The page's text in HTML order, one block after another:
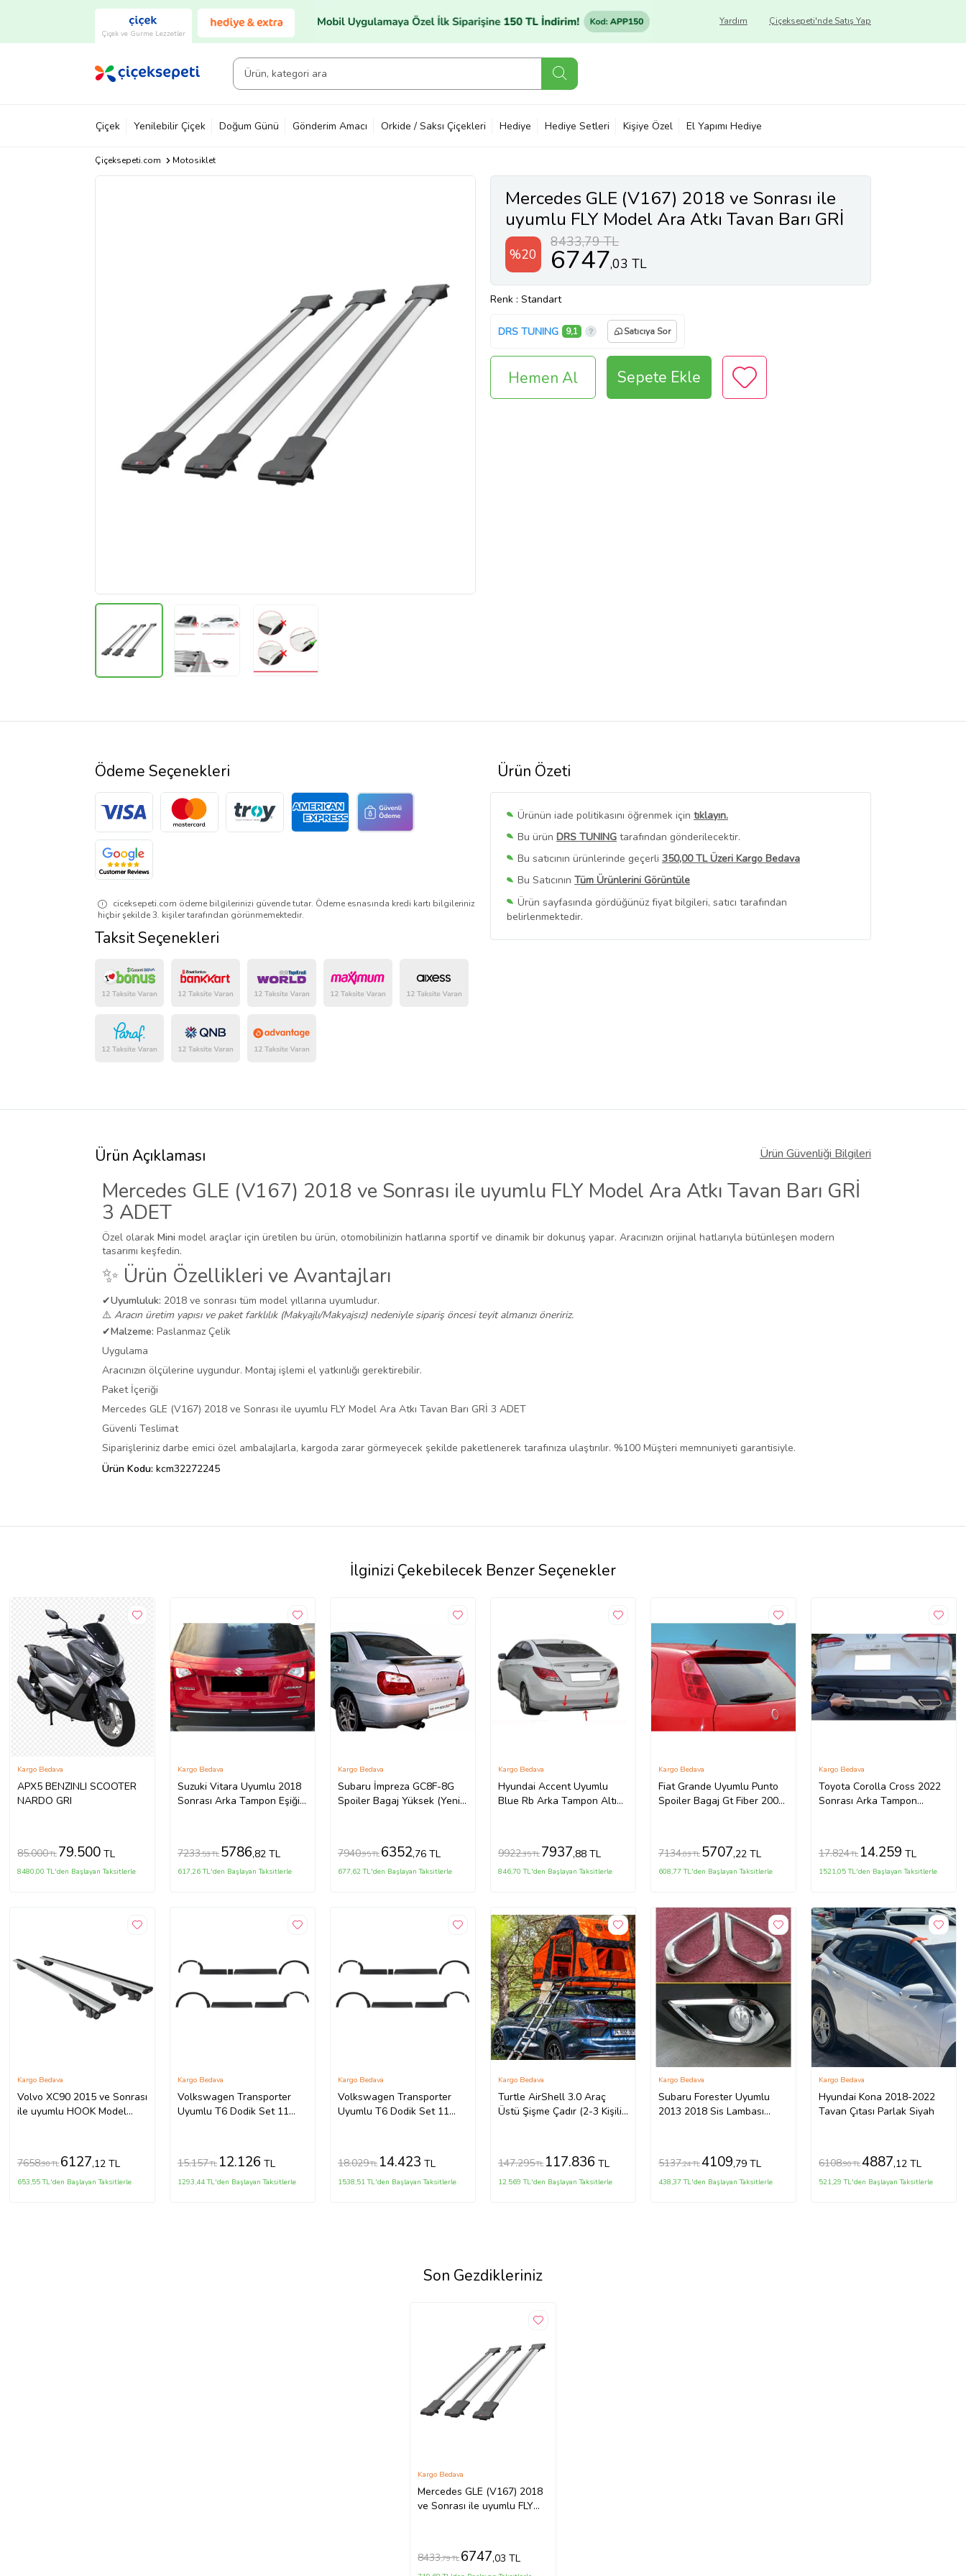
Çiçek ve Gurme Lezzetler
Çiçeksepeti'nde Satış Yap
Yardım
Çiçek Yenilebilir Çiçek Doğum Günü Gönderim Amacı Orkide / Saksı Çiçekleri Hediye Hediye Setleri Kişiye Özel El Yapımı Hediye
Çiçeksepeti.com Motosiklet
Mercedes GLE (V167) 2018 ve Sonrası ile
uyumlu FLY Model Ara Atkı Tavan Barı GRİ
3 ADET
%20
8433,79 TL
6747,03 TL
Renk : Standart
DRS TUNING 9,1 Satıcıya Sor
Hemen Al Sepete Ekle
Ürün Özeti
Ürünün iade politikasını öğrenmek için tıklayın.
Bu ürün DRS TUNING tarafından gönderilecektir.
Bu satıcının ürünlerinde geçerli 350,00 TL Üzeri Kargo Bedava
Bu Satıcının Tüm Ürünlerini Görüntüle
Ürün sayfasında gördüğünüz fiyat bilgileri, satıcı tarafından
belirlenmektedir.
Ödeme Seçenekleri
ciceksepeti.com ödeme bilgilerinizi güvende tutar. Ödeme esnasında kredi kartı bilgileriniz
hiçbir şekilde 3. kişiler tarafından görünmemektedir.
Taksit Seçenekleri
Ürün Açıklaması Ürün Güvenliği Bilgileri
Mercedes GLE (V167) 2018 ve Sonrası ile uyumlu FLY Model Ara Atkı Tavan Barı GRİ
3 ADET
Özel olarak Mini model araçlar için üretilen bu ürün, otomobilinizin hatlarına sportif ve dinamik bir dokunuş yapar. Aracınızın orijinal hatlarıyla bütünleşen modern
tasarımı keşfedin.
✨ Ürün Özellikleri ve Avantajları
✔Uyumluluk: 2018 ve sonrası tüm model yıllarına uyumludur.
⚠️ Aracın üretim yapısı ve paket farklılık (Makyajlı/Makyajsız) nedeniyle sipariş öncesi teyit almanızı öneririz.
✔Malzeme: Paslanmaz Çelik
Uygulama
Aracınızın ölçülerine uygundur. Montaj işlemi el yatkınlığı gerektirebilir.
Paket İçeriği
Mercedes GLE (V167) 2018 ve Sonrası ile uyumlu FLY Model Ara Atkı Tavan Barı GRİ 3 ADET
Güvenli Teslimat
Siparişleriniz darbe emici özel ambalajlarla, kargoda zarar görmeyecek şekilde paketlenerek tarafınıza ulaştırılır. %100 Müşteri memnuniyeti garantisiyle.
Ürün Kodu: kcm32272245
İlginizi Çekebilecek Benzer Seçenekler
APX5 BENZINLI SCOOTER
NARDO GRI
Kargo Bedava
85.000TL 79.500TL
8480,00 TL'den Başlayan Taksitlerle
Suzuki Vitara Uyumlu 2018
Sonrası Arka Tampon Eşiği
Kargo Bedava
7233,53 TL 5786,82 TL
617,26 TL'den Başlayan Taksitlerle
Subaru İmpreza GC8F-8G
Spoiler Bagaj Yüksek (Yeni
Kargo Bedava
7940,95 TL 6352,76 TL
677,62 TL'den Başlayan Taksitlerle
Hyundai Accent Uyumlu
Blue Rb Arka Tampon Altı
Kargo Bedava
9922,35 TL 7937,88 TL
846,70 TL'den Başlayan Taksitlerle
Fiat Grande Uyumlu Punto
Spoiler Bagaj Gt Fiber 2005-
Kargo Bedava
7134,03 TL 5707,22 TL
608,77 TL'den Başlayan Taksitlerle
Toyota Corolla Cross 2022
Sonrası Arka Tampon
Kargo Bedava
17.824TL 14.259 TL
1521,05 TL'den Başlayan Taksitlerle
Volvo XC90 2015 ve Sonrası
ile uyumlu HOOK Model
Kargo Bedava
7658,90 TL 6127,12 TL
653,55 TL'den Başlayan Taksitlerle
Volkswagen Transporter
Uyumlu T6 Dodik Set 11
Kargo Bedava
15.157TL 12.126 TL
1293,44 TL'den Başlayan Taksitlerle
Volkswagen Transporter
Uyumlu T6 Dodik Set 11
Kargo Bedava
18.029TL 14.423 TL
1538,51 TL'den Başlayan Taksitlerle
Turtle AirShell 3.0 Araç
Üstü Şişme Çadır (2-3 Kişilik
Kargo Bedava
147.295TL 117.836 TL
12.569 TL'den Başlayan Taksitlerle
Subaru Forester Uyumlu
2013 2018 Sis Lambası
Kargo Bedava
5137,24 TL4109,79 TL
438,37 TL'den Başlayan Taksitlerle
Hyundai Kona 2018-2022
Tavan Çıtası Parlak Siyah
Kargo Bedava
6108,90 TL4887,12 TL
521,29 TL'den Başlayan Taksitlerle
Son Gezdikleriniz
Mercedes GLE (V167) 2018
ve Sonrası ile uyumlu FLY
Kargo Bedava
8433,79 TL 6747,03 TL